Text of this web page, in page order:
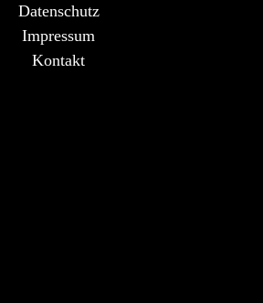
Datenschutz
Impressum
Kontakt